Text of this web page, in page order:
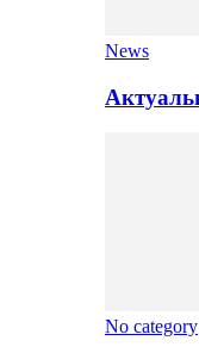
News
No category